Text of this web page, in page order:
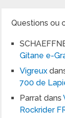
Questions ou
Gitane e-
Vigreux
700 de
Parrat dans
Rockrider